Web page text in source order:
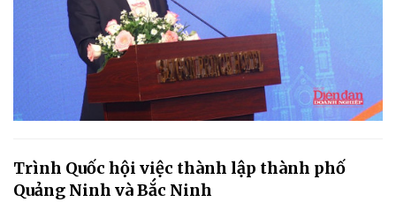
Trình Quốc hội việc thành lập thành phố
Quảng Ninh và Bắc Ninh